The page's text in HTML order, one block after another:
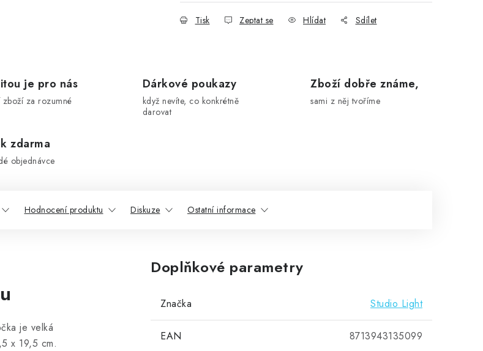
Tisk Zeptat se Hlídat Sdílet
je pro nás
zboží za rozumné
Dárkové poukazy
když nevíte, co konkrétně
darovat
Zboží dobře známe,
sami z něj tvoříme
zdarma
objednávce
Hodnocení produktu Diskuze Ostatní informace
je velká
x 19,5 cm.
Doplňkové parametry
Značka Studio Light
EAN 8713943135099